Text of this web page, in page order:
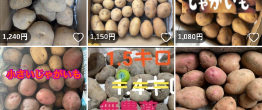
1,240円 いいね！
1,150円 いいね！
1,080円